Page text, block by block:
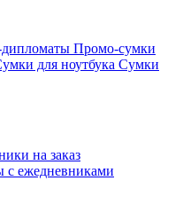
Промо-сумки
для ноутбука Сумки
на заказ
с ежедневниками